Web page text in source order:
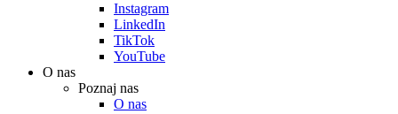
Instagram
LinkedIn
TikTok
YouTube
O nas
Poznaj nas
O nas